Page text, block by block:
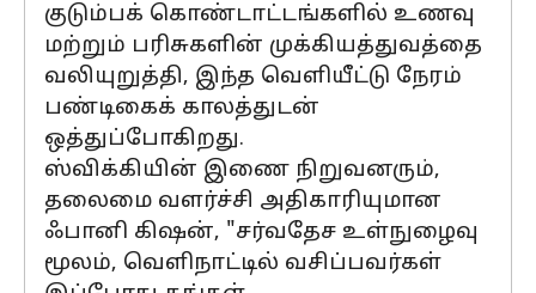
குடும்பக் கொண்டாட்டங்களில் உணவு
மற்றும் பரிசுகளின் முக்கியத்துவத்தை
வலியுறுத்தி, இந்த வெளியீட்டு நேரம்
பண்டிகைக் காலத்துடன்
ஒத்துப்போகிறது.
ஸ்விக்கியின் இணை நிறுவனரும்,
தலைமை வளர்ச்சி அதிகாரியுமான
ஃபானி கிஷன், "சர்வதேச உள்நுழைவு
மூலம், வெளிநாட்டில் வசிப்பவர்கள்